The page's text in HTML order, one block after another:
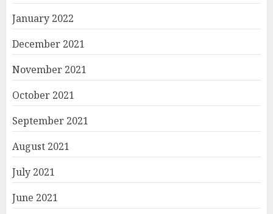
January 2022
December 2021
November 2021
October 2021
September 2021
August 2021
July 2021
June 2021